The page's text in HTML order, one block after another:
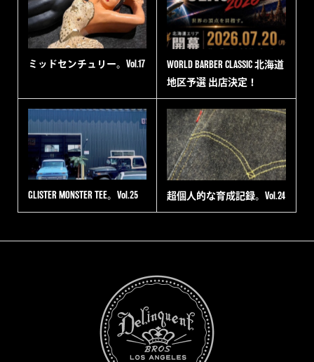
ミッドセンチュリー。Vol.17
WORLD BARBER CLASSIC 北海道
地区予選 出店決定！
GLISTER MONSTER TEE。Vol.25 超個人的な育成記録。Vol.24